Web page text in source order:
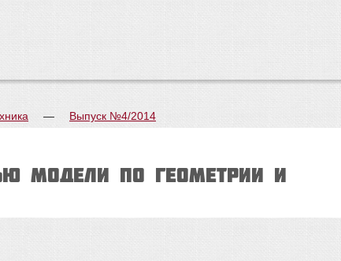
— Выпуск №4/2014
модели по геометрии и